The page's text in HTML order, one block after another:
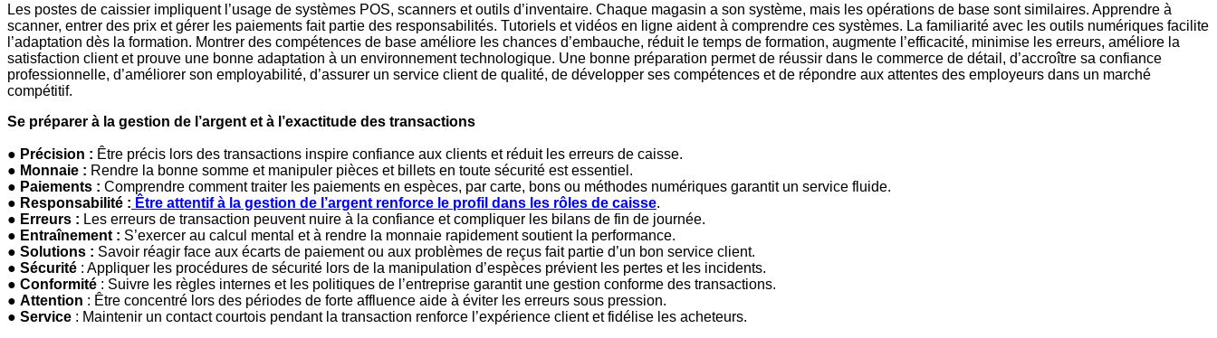
Les postes de caissier impliquent l’usage de systèmes POS, scanners et outils d’inventaire. Chaque magasin a son système, mais les opérations de base sont similaires. Apprendre à
scanner, entrer des prix et gérer les paiements fait partie des responsabilités. Tutoriels et vidéos en ligne aident à comprendre ces systèmes. La familiarité avec les outils numériques facilite
l’adaptation dès la formation. Montrer des compétences de base améliore les chances d’embauche, réduit le temps de formation, augmente l’efficacité, minimise les erreurs, améliore la
satisfaction client et prouve une bonne adaptation à un environnement technologique. Une bonne préparation permet de réussir dans le commerce de détail, d’accroître sa confiance
professionnelle, d’améliorer son employabilité, d’assurer un service client de qualité, de développer ses compétences et de répondre aux attentes des employeurs dans un marché
compétitif.
Se préparer à la gestion de l’argent et à l’exactitude des transactions
● Précision : Être précis lors des transactions inspire confiance aux clients et réduit les erreurs de caisse.
● Monnaie : Rendre la bonne somme et manipuler pièces et billets en toute sécurité est essentiel.
● Paiements : Comprendre comment traiter les paiements en espèces, par carte, bons ou méthodes numériques garantit un service fluide.
● Responsabilité : Être attentif à la gestion de l’argent renforce le profil dans les rôles de caisse.
● Erreurs : Les erreurs de transaction peuvent nuire à la confiance et compliquer les bilans de fin de journée.
● Entraînement : S’exercer au calcul mental et à rendre la monnaie rapidement soutient la performance.
● Solutions : Savoir réagir face aux écarts de paiement ou aux problèmes de reçus fait partie d’un bon service client.
● Sécurité : Appliquer les procédures de sécurité lors de la manipulation d’espèces prévient les pertes et les incidents.
● Conformité : Suivre les règles internes et les politiques de l’entreprise garantit une gestion conforme des transactions.
● Attention : Être concentré lors des périodes de forte affluence aide à éviter les erreurs sous pression.
● Service : Maintenir un contact courtois pendant la transaction renforce l’expérience client et fidélise les acheteurs.